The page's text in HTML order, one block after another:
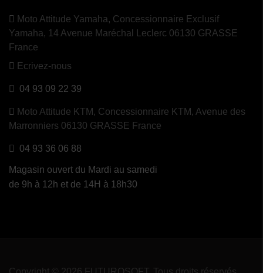
Moto Attitude Yamaha, Concessionnaire Exclusif
Yamaha, 14 Avenue Maréchal Leclerc 06130 GRASSE
France
Ecrivez-nous
04 93 09 22 39
Moto Attitude KTM, Concessionnaire KTM, Avenue des
Marronniers 06130 GRASSE France
04 93 36 06 88
Magasin ouvert du Mardi au samedi
de 9h à 12h et de 14H à 18h30